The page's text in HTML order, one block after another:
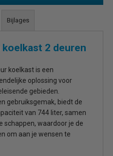
Bijlages
2 deuren
koelkast is een
oplossing voor
gebieden.
gebruiksgemak, biedt de
van 744 liter, samen
schappen, waardoor je de
om aan je wensen te